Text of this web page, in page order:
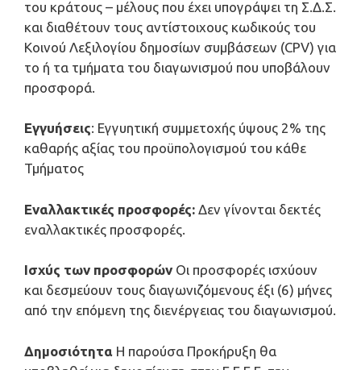
του κράτους – μέλους που έχει υπογράψει τη Σ.Δ.Σ.
και διαθέτουν τους αντίστοιχους κωδικούς του
Κοινού Λεξιλογίου δημοσίων συμβάσεων (CPV) για
το ή τα τμήματα του διαγωνισμού που υποβάλουν
προσφορά.
Εγγυήσεις: Εγγυητική συμμετοχής ύψους 2% της
καθαρής αξίας του προϋπολογισμού του κάθε
Τμήματος
Εναλλακτικές προσφορές: Δεν γίνονται δεκτές
εναλλακτικές προσφορές.
Ισχύς των προσφορών Οι προσφορές ισχύουν
και δεσμεύουν τους διαγωνιζόμενους έξι (6) μήνες
από την επόμενη της διενέργειας του διαγωνισμού.
Δημοσιότητα Η παρούσα Προκήρυξη θα